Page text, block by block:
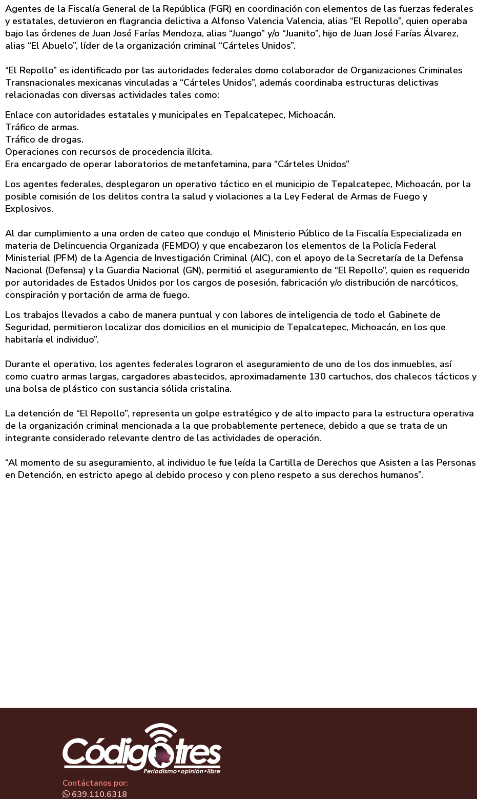
Agentes de la Fiscalía General de la República (FGR) en coordinación con elementos de las fuerzas federales
y estatales, detuvieron en flagrancia delictiva a Alfonso Valencia Valencia, alias “El Repollo”, quien operaba
bajo las órdenes de Juan José Farías Mendoza, alias “Juango” y/o “Juanito”, hijo de Juan José Farías Álvarez,
alias “El Abuelo”, líder de la organización criminal “Cárteles Unidos”.
“El Repollo” es identificado por las autoridades federales domo colaborador de Organizaciones Criminales
Transnacionales mexicanas vinculadas a “Cárteles Unidos”, además coordinaba estructuras delictivas
relacionadas con diversas actividades tales como:
Enlace con autoridades estatales y municipales en Tepalcatepec, Michoacán.
Tráfico de armas.
Tráfico de drogas.
Operaciones con recursos de procedencia ilícita.
Era encargado de operar laboratorios de metanfetamina, para “Cárteles Unidos”
Los agentes federales, desplegaron un operativo táctico en el municipio de Tepalcatepec, Michoacán, por la
posible comisión de los delitos contra la salud y violaciones a la Ley Federal de Armas de Fuego y
Explosivos.
Al dar cumplimiento a una orden de cateo que condujo el Ministerio Público de la Fiscalía Especializada en
materia de Delincuencia Organizada (FEMDO) y que encabezaron los elementos de la Policía Federal
Ministerial (PFM) de la Agencia de Investigación Criminal (AIC), con el apoyo de la Secretaría de la Defensa
Nacional (Defensa) y la Guardia Nacional (GN), permitió el aseguramiento de “El Repollo”, quien es requerido
por autoridades de Estados Unidos por los cargos de posesión, fabricación y/o distribución de narcóticos,
conspiración y portación de arma de fuego.
Los trabajos llevados a cabo de manera puntual y con labores de inteligencia de todo el Gabinete de
Seguridad, permitieron localizar dos domicilios en el municipio de Tepalcatepec, Michoacán, en los que
habitaría el individuo”.
Durante el operativo, los agentes federales lograron el aseguramiento de uno de los dos inmuebles, así
como cuatro armas largas, cargadores abastecidos, aproximadamente 130 cartuchos, dos chalecos tácticos y
una bolsa de plástico con sustancia sólida cristalina.
La detención de “El Repollo”, representa un golpe estratégico y de alto impacto para la estructura operativa
de la organización criminal mencionada a la que probablemente pertenece, debido a que se trata de un
integrante considerado relevante dentro de las actividades de operación.
“Al momento de su aseguramiento, al individuo le fue leída la Cartilla de Derechos que Asisten a las Personas
en Detención, en estricto apego al debido proceso y con pleno respeto a sus derechos humanos”.
Contáctanos por:
639.110.6318